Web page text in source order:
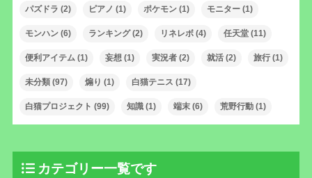
パズドラ (2) ピアノ (1) ポケモン(1) モニター(1)
モンハン(6) ランキング(2) リネレボ(4) 任天堂(11)
便利アイテム(1) 妄想(1) 実況者(2) 就活(2) 旅行(1)
未分類(97) 煽り (1) 白猫テニス (17)
白猫プロジェクト (99) 知識(1) 端末(6) 荒野行動(1)
カテゴリー一覧です